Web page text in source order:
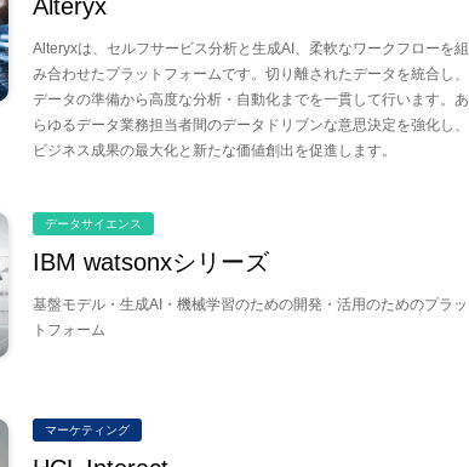
Alteryx
Alteryxは、セルフサービス分析と生成AI、柔軟なワークフローを組
み合わせたプラットフォームです。切り離されたデータを統合し、
データの準備から高度な分析・自動化までを一貫して行います。あ
らゆるデータ業務担当者間のデータドリブンな意思決定を強化し、
ビジネス成果の最大化と新たな価値創出を促進します。
データサイエンス
IBM watsonxシリーズ
基盤モデル・生成AI・機械学習のための開発・活用のためのプラッ
トフォーム
マーケティング